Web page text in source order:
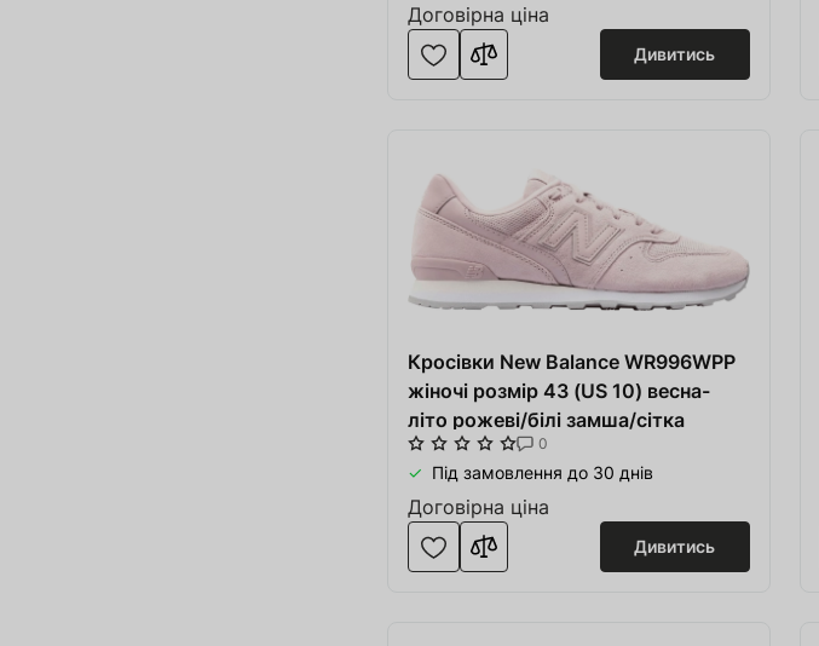
Договірна ціна
Дивитись
Кросівки New Balance WR996WPP
жіночі розмір 43 (US 10) весна-
літо рожеві/білі замша/сітка
0
Під замовлення до 30 днів
Договірна ціна
Дивитись